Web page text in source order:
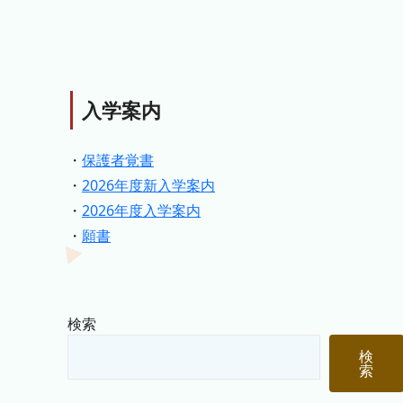
入学案内
・ 保護者覚書
・ 2026年度新入学案内
・ 2026年度入学案内
・ 願書
検索
検
索